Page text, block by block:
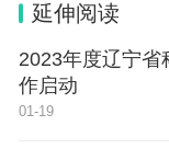
延伸阅读
2023年度辽宁省
作启动
01-19